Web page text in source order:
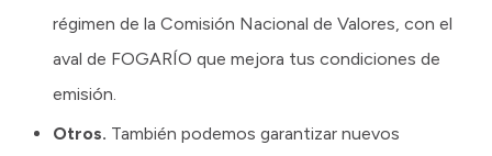
régimen de la Comisión Nacional de Valores, con el
aval de FOGARÍO que mejora tus condiciones de
emisión.
Otros. También podemos garantizar nuevos